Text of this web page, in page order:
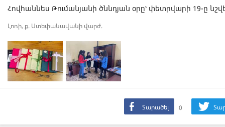
Հովհաննես Թումանյանի ծննդյան օրը՝ փետրվարի 19-ը
Լոռի, ք. Ստեփանավանի վարժ.
Տարածել 0